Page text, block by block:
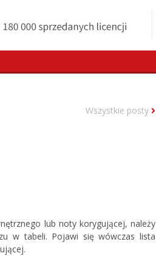
Wszystkie posty
lub noty korygującej, należy
w tabeli. Pojawi się wówczas lista